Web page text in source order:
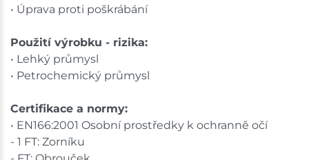
• Úprava proti poškrábání
Použití výrobku - rizika:
• Lehký průmysl
• Petrochemický průmysl
Certifikace a normy:
• EN166:2001 Osobní prostředky k ochranně očí
- 1 FT: Zorníku